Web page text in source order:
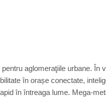
aglomeraţiile urbane. În
în orașe conectate,
în întreaga lume. Mega-